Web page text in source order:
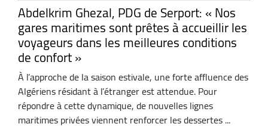
Abdelkrim Ghezal, PDG de Serport: « Nos
gares maritimes sont prêtes à accueillir les
voyageurs dans les meilleures conditions
de confort »
À l’approche de la saison estivale, une forte affluence des
Algériens résidant à l’étranger est attendue. Pour
répondre à cette dynamique, de nouvelles lignes
maritimes privées viennent renforcer les dessertes ...